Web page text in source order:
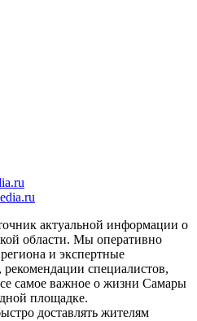
актуальной информации о
области. Мы оперативно
и экспертные
специалистов,
самое важное о жизни Самары
площадке.
доставлять жителям